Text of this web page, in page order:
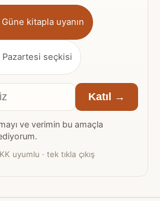
Güne kitapla uyanın
Pazartesi seçkisi
Katıl →
ve verimin bu amaçla
uyumlu · tek tıkla çıkış